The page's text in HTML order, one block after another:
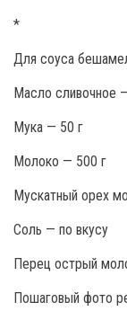
*
Для соуса
Масло сливочное
Мука — 50 г
Молоко — 500 г
Мускатный орех
Соль — по вкусу
Перец острый
Пошаговый фото